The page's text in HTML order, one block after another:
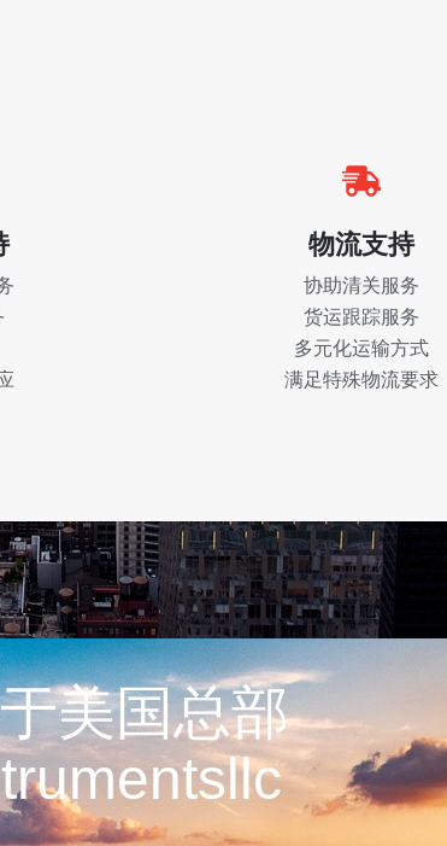
物流支持
协助清关服务
货运跟踪服务
多元化运输方式
满足特殊物流要求
美国总部